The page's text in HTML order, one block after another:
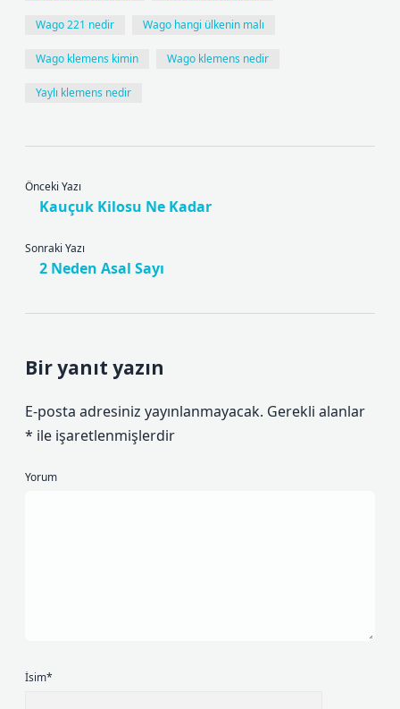
Wago 221 nedir Wago hangi ülkenin malı
Wago klemens kimin Wago klemens nedir
Yaylı klemens nedir
Önceki Yazı
Kauçuk Kilosu Ne Kadar
Sonraki Yazı
2 Neden Asal Sayı
Bir yanıt yazın
E-posta adresiniz yayınlanmayacak. Gerekli alanlar
* ile işaretlenmişlerdir
Yorum
İsim*